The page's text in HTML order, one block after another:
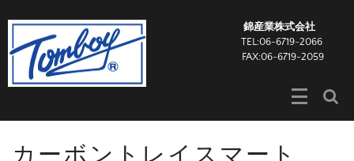
錦産業株式会社
TEL:06-6719-2066
FAX:06-6719-2059